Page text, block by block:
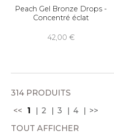
Peach Gel Bronze Drops -
Concentré éclat
42,00
314 PRODUITS
<<
1 2 3 4
>>
TOUT AFFICHER